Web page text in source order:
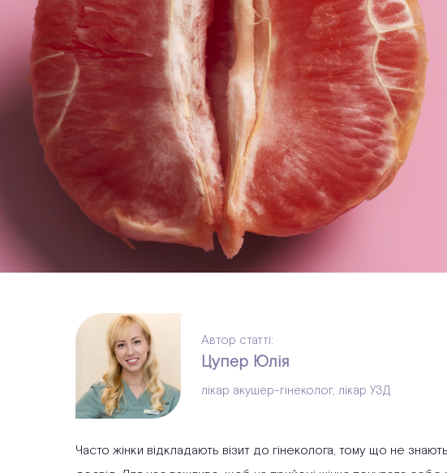
Автор статті:
Цупер Юлія
лікар акушер-гінеколог, лікар УЗД
Часто жінки відкладають візит до гінеколога, тому що не